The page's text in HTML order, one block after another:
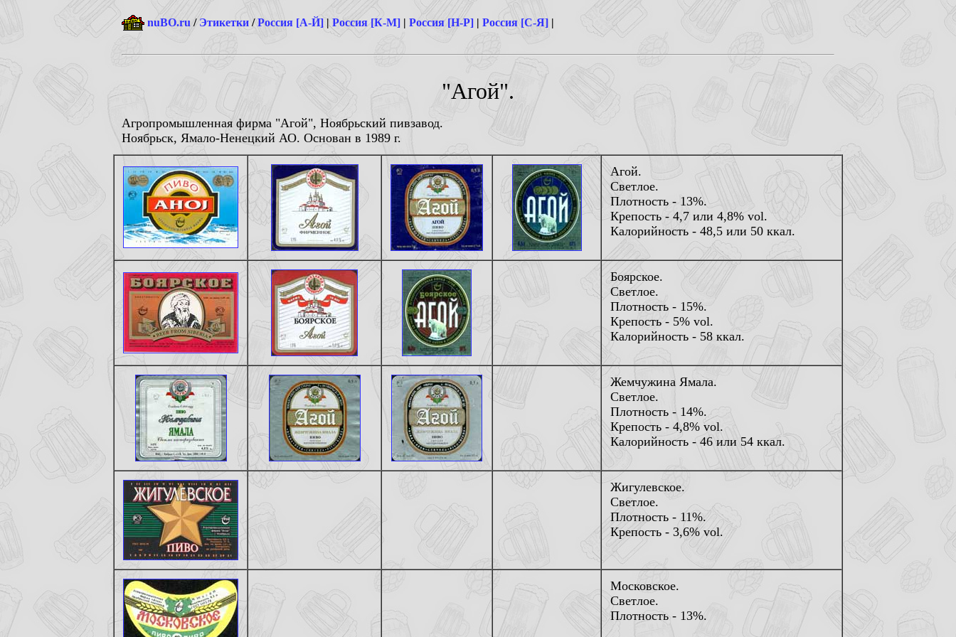
nuBO.ru / Этикетки /Россия [А-Й] | Россия [К-М] | Россия [Н-Р] | Россия [С-Я] |
"Агой".
Агропромышленная фирма "Агой", Ноябрьский пивзавод.
Ноябрьск, Ямало-Ненецкий АО. Основан в 1989 г.
Агой.
Светлое.
Плотность - 13%.
Крепость - 4,7 или 4,8% vol.
Калорийность - 48,5 или 50 ккал.
Боярское.
Светлое.
Плотность - 15%.
Крепость - 5% vol.
Калорийность - 58 ккал.
Жемчужина Ямала.
Светлое.
Плотность - 14%.
Крепость - 4,8% vol.
Калорийность - 46 или 54 ккал.
Жигулевское.
Светлое.
Плотность - 11%.
Крепость - 3,6% vol.
Московское.
Светлое.
Плотность - 13%.